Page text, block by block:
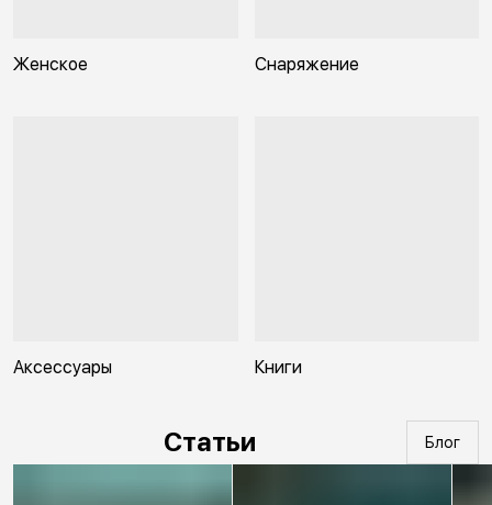
Женское Снаряжение
Аксессуары Книги
Статьи Блог